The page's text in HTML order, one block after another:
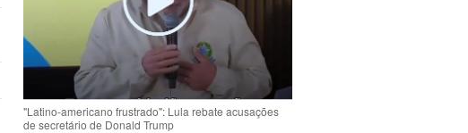
"Latino-americano frustrado": Lula rebate acusações
de secretário de Donald Trump